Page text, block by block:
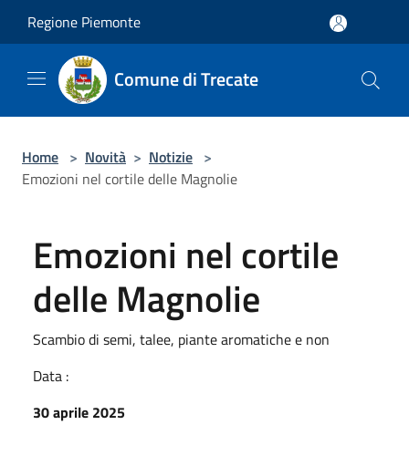
Regione Piemonte
Comune di Trecate
Home > Novità > Notizie >
Emozioni nel cortile delle Magnolie
Emozioni nel cortile
delle Magnolie
Scambio di semi, talee, piante aromatiche e non
Data :
30 aprile 2025